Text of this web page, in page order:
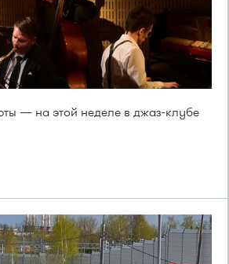
— на этой неделе в джаз-клубе